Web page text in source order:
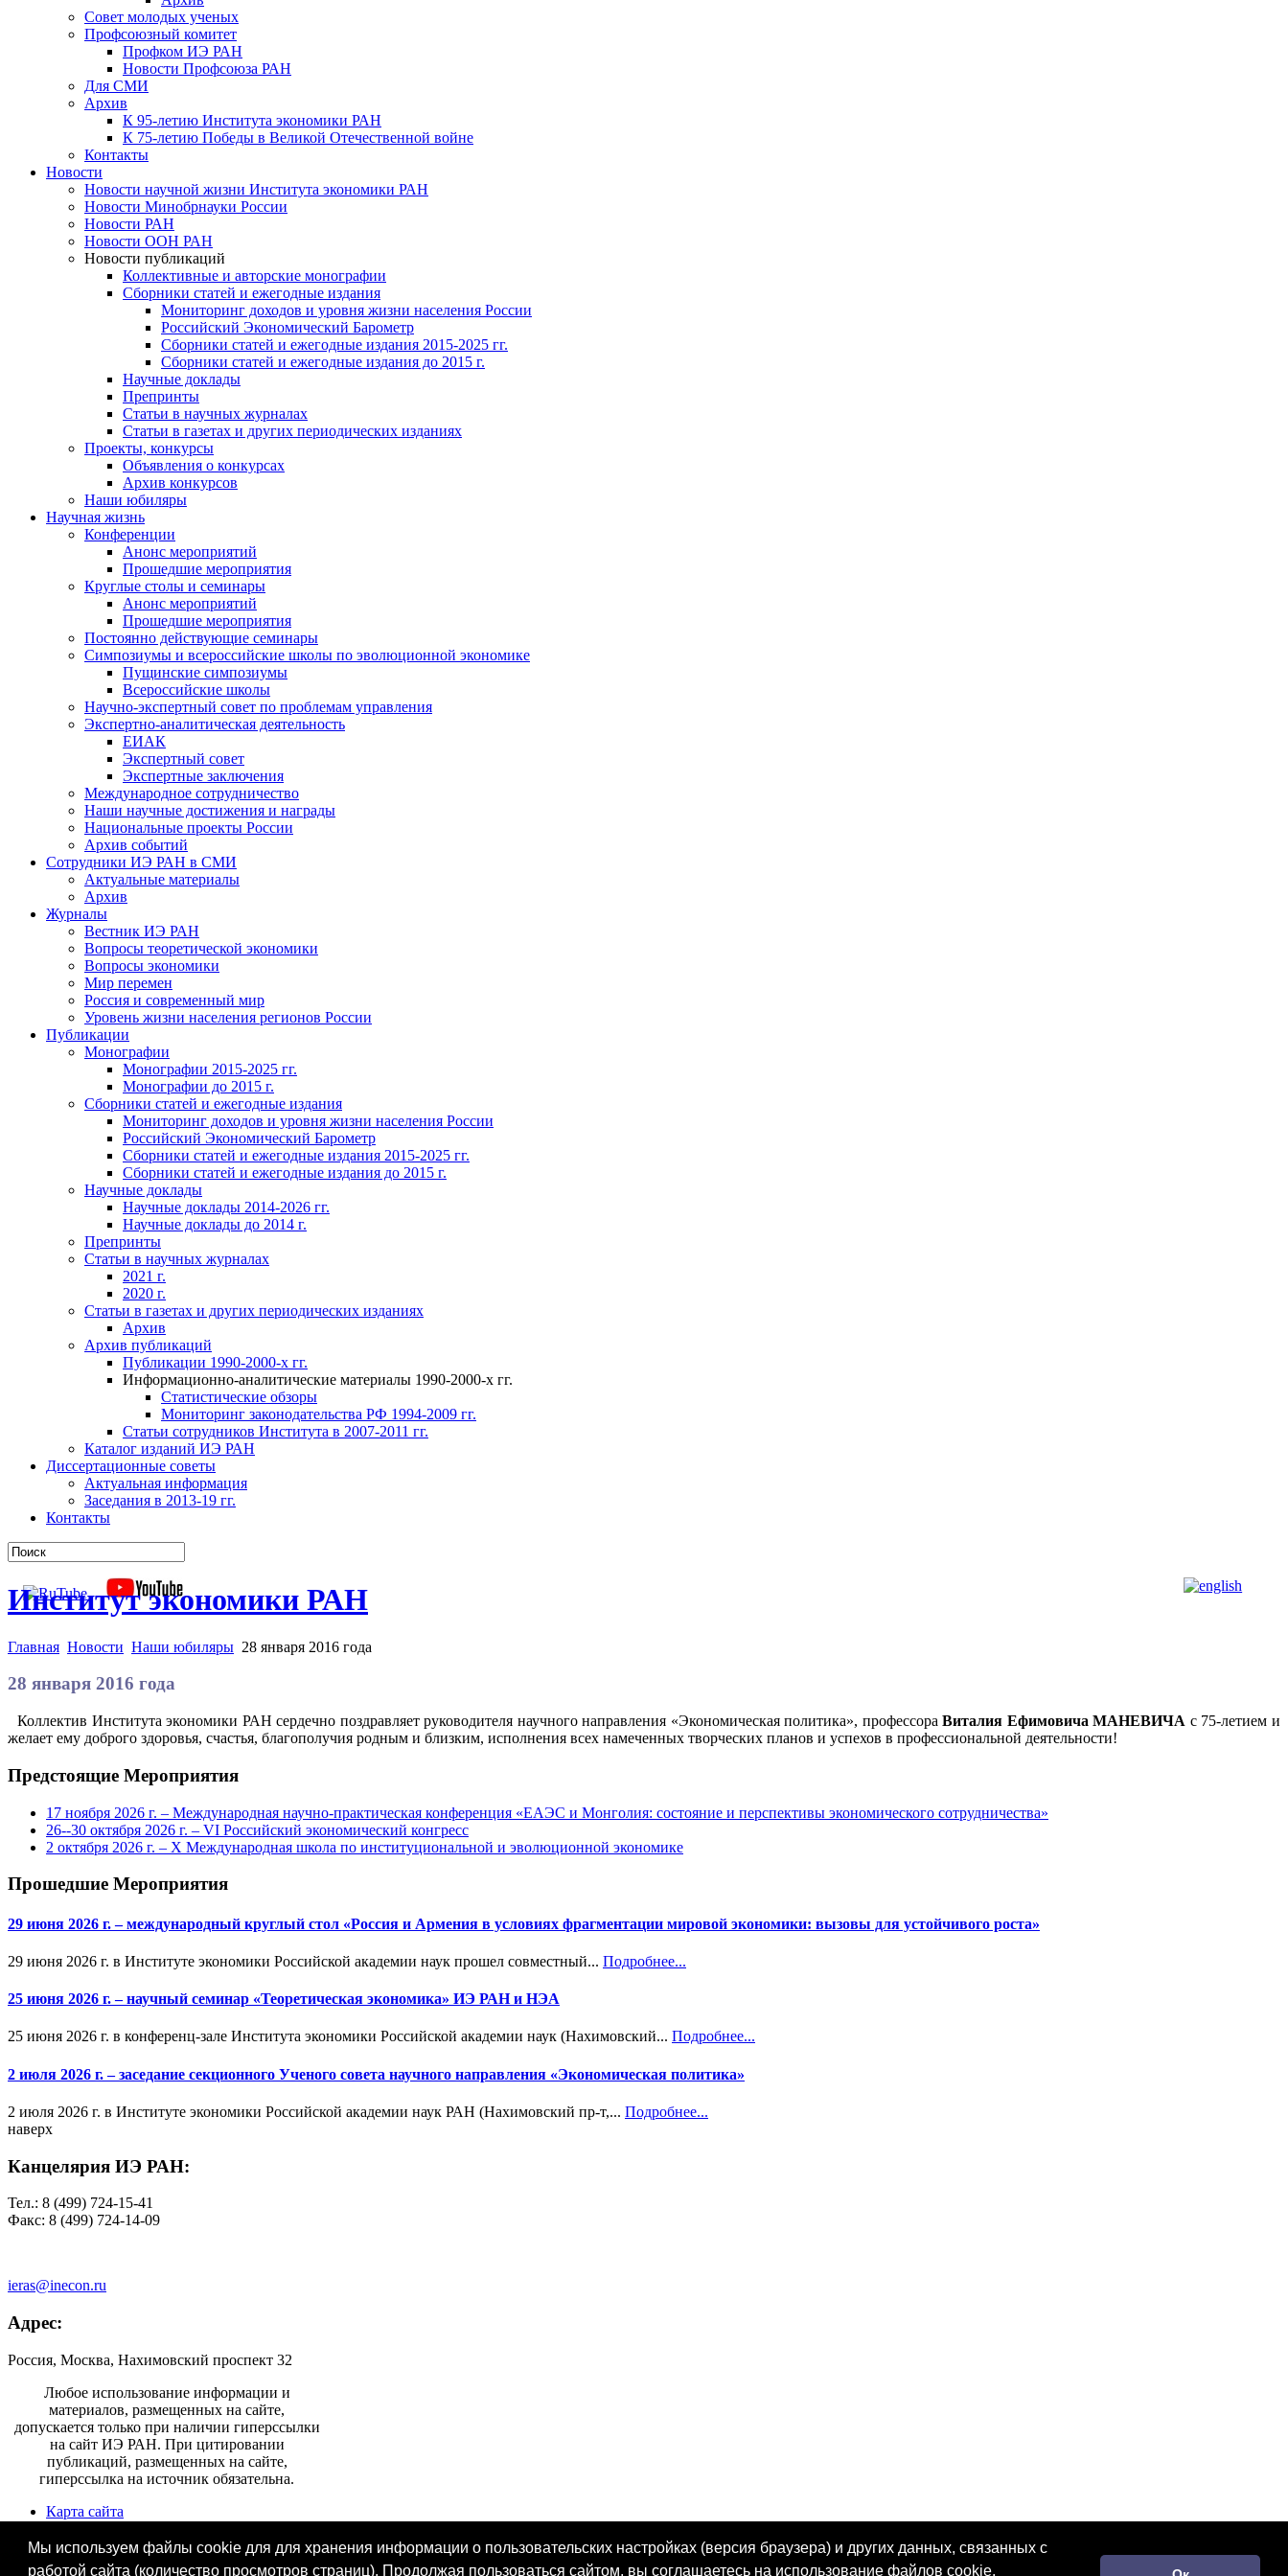
Мы используем файлы cookie для для хранения информации о пользовательских настройках (версия браузера) и других данных, связанных с
работой сайта (количество просмотров страниц). Продолжая пользоваться сайтом, вы соглашаетесь на использование файлов cookie.
Совет молодых ученых
Профсоюзный комитет
Профком ИЭ РАН
Новости Профсоюза РАН
Для СМИ
Архив
К 95-летию Института экономики РАН
К 75-летию Победы в Великой Отечественной войне
Контакты
Новости
Новости научной жизни Института экономики РАН
Новости Минобрнауки России
Новости РАН
Новости ООН РАН
Новости публикаций
Коллективные и авторские монографии
Сборники статей и ежегодные издания
Мониторинг доходов и уровня жизни населения России
Российский Экономический Барометр
Сборники статей и ежегодные издания 2015-2025 гг.
Сборники статей и ежегодные издания до 2015 г.
Научные доклады
Препринты
Статьи в научных журналах
Статьи в газетах и других периодических изданиях
Проекты, конкурсы
Объявления о конкурсах
Архив конкурсов
Наши юбиляры
Научная жизнь
Конференции
Анонс мероприятий
Прошедшие мероприятия
Круглые столы и семинары
Анонс мероприятий
Прошедшие мероприятия
Постоянно действующие семинары
Симпозиумы и всероссийские школы по эволюционной экономике
Пущинские симпозиумы
Всероссийские школы
Научно-экспертный совет по проблемам управления
Экспертно-аналитическая деятельность
ЕИАК
Экспертный совет
Экспертные заключения
Международное сотрудничество
Наши научные достижения и награды
Национальные проекты России
Архив событий
Сотрудники ИЭ РАН в СМИ
Актуальные материалы
Архив
Журналы
Вестник ИЭ РАН
Вопросы теоретической экономики
Вопросы экономики
Мир перемен
Россия и современный мир
Уровень жизни населения регионов России
Публикации
Монографии
Монографии 2015-2025 гг.
Монографии до 2015 г.
Сборники статей и ежегодные издания
Мониторинг доходов и уровня жизни населения России
Российский Экономический Барометр
Сборники статей и ежегодные издания 2015-2025 гг.
Сборники статей и ежегодные издания до 2015 г.
Научные доклады
Научные доклады 2014-2026 гг.
Научные доклады до 2014 г.
Препринты
Статьи в научных журналах
2021 г.
2020 г.
Статьи в газетах и других периодических изданиях
Архив
Архив публикаций
Публикации 1990-2000-х гг.
Информационно-аналитические материалы 1990-2000-х гг.
Статистические обзоры
Мониторинг законодательства РФ 1994-2009 гг.
Статьи сотрудников Института в 2007-2011 гг.
Каталог изданий ИЭ РАН
Диссертационные советы
Актуальная информация
Заседания в 2013-19 гг.
Контакты
Институт экономики РАН
Главная Новости Наши юбиляры 28 января 2016 года
28 января 2016 года
Коллектив Института экономики РАН сердечно поздравляет руководителя научного направления «Экономическая политика», профессораВиталия Ефимовича МАНЕВИЧА с 75-летием и
желает ему доброго здоровья, счастья, благополучия родным и близким, исполнения всех намеченных творческих планов и успехов в профессиональной деятельности!
Предстоящие Мероприятия
17 ноября 2026 г. – Международная научно-практическая конференция «ЕАЭС и Монголия: состояние и перспективы экономического сотрудничества»
26--30 октября 2026 г. – VI Российский экономический конгресс
2 октября 2026 г. – X Международная школа по институциональной и эволюционной экономике
Прошедшие Мероприятия
29 июня 2026 г. – международный круглый стол «Россия и Армения в условиях фрагментации мировой экономики: вызовы для устойчивого роста»
29 июня 2026 г. в Институте экономики Российской академии наук прошел совместный... Подробнее...
25 июня 2026 г. – научный семинар «Теоретическая экономика» ИЭ РАН и НЭА
25 июня 2026 г. в конференц-зале Института экономики Российской академии наук (Нахимовский... Подробнее...
2 июля 2026 г. – заседание секционного Ученого совета научного направления «Экономическая политика»
2 июля 2026 г. в Институте экономики Российской академии наук РАН (Нахимовский пр-т,... Подробнее...
наверх
Канцелярия ИЭ РАН:
Тел.: 8 (499) 724-15-41
Факс: 8 (499) 724-14-09
ieras@inecon.ru
Адрес:
Россия, Москва, Нахимовский проспект 32
Любое использование информации и
материалов, размещенных на сайте,
допускается только при наличии гиперссылки
на сайт ИЭ РАН. При цитировании
публикаций, размещенных на сайте,
гиперссылка на источник обязательна.
Карта сайта
Контактная информация